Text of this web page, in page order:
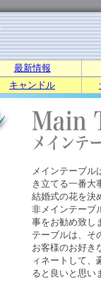
最新情報
キャンドル
メインテーブル
き立てる一番大
結婚式の花を決
非メインテーブ
事をお勧め致し
テーブルは、そ
お客様のお好き
ィネートして、
ると良いと思い